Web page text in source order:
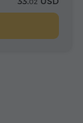
02